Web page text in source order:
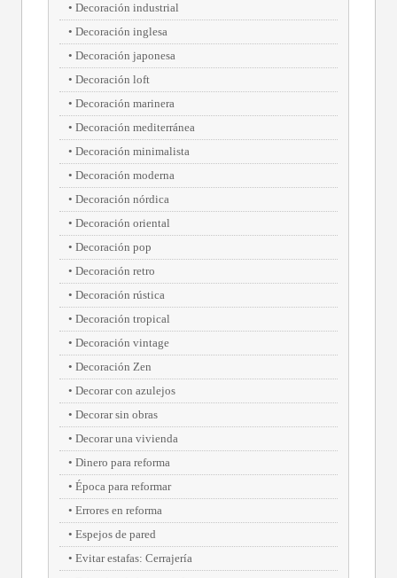
Decoración industrial
Decoración inglesa
Decoración japonesa
Decoración loft
Decoración marinera
Decoración mediterránea
Decoración minimalista
Decoración moderna
Decoración nórdica
Decoración oriental
Decoración pop
Decoración retro
Decoración rústica
Decoración tropical
Decoración vintage
Decoración Zen
Decorar con azulejos
Decorar sin obras
Decorar una vivienda
Dinero para reforma
Época para reformar
Errores en reforma
Espejos de pared
Evitar estafas: Cerrajería